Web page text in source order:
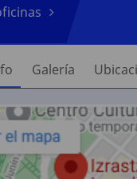
Galería